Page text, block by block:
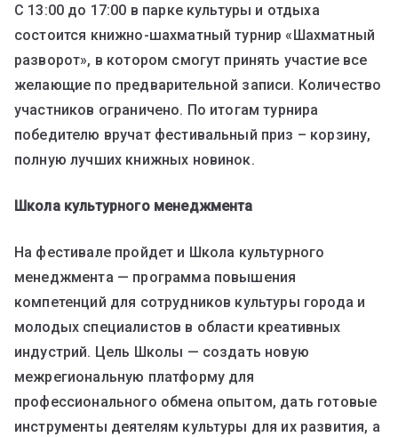
С 13:00 до 17:00 в парке культуры и отдыха
состоится книжно-шахматный турнир «Шахматный
разворот», в котором смогут принять участие все
желающие по предварительной записи. Количество
участников ограничено. По итогам турнира
победителю вручат фестивальный приз – корзину,
полную лучших книжных новинок.
Школа культурного менеджмента
На фестивале пройдет и Школа культурного
менеджмента — программа повышения
компетенций для сотрудников культуры города и
молодых специалистов в области креативных
индустрий. Цель Школы — создать новую
межрегиональную платформу для
профессионального обмена опытом, дать готовые
инструменты деятелям культуры для их развития, а